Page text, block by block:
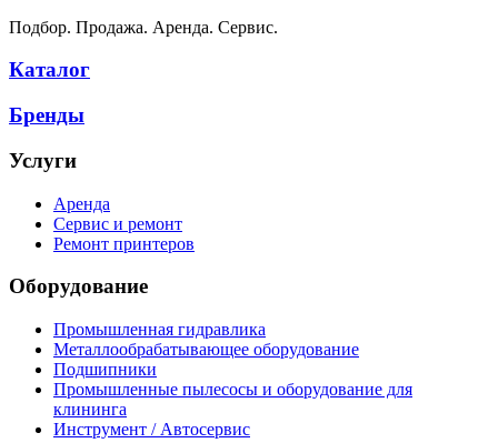
Подбор. Продажа. Аренда. Сервис.
Каталог
Бренды
Услуги
Аренда
Сервис и ремонт
Ремонт принтеров
Оборудование
Промышленная гидравлика
Металлообрабатывающее оборудование
Подшипники
Промышленные пылесосы и оборудование для
клининга
Инструмент / Автосервис